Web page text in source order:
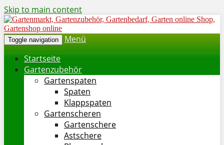
Skip to main content
Toggle navigation
Menü
Startseite
Gartenzubehör
Gartenspaten
Spaten
Klappspaten
Gartenscheren
Gartenschere
Astschere